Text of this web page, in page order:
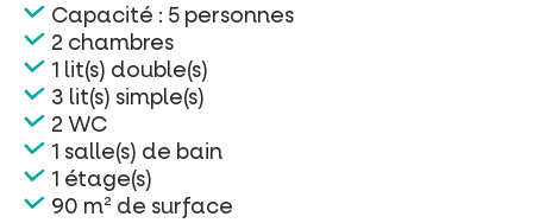
Capacité : 5 personnes
2 chambres
1 lit(s) double(s)
3 lit(s) simple(s)
2 WC
1 salle(s) de bain
1 étage(s)
90 m² de surface